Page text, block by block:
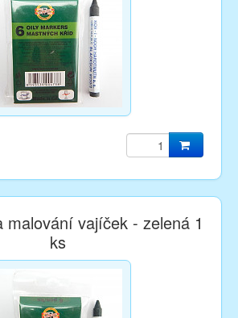
malování vajíček - zelená 1
ks